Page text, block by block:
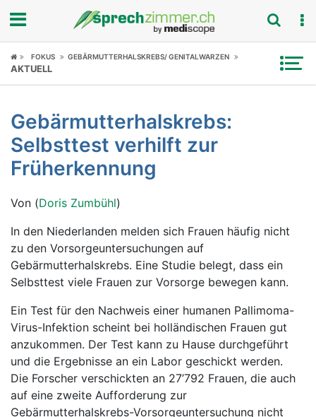
Fokus
Symptome
Untersuchungen
News
Ratgeber
Rubriken
FOKUS GEBÄRMUTTERHALSKREBS/ GENITALWARZEN
AKTUELL
Gebärmutterhalskrebs:
Selbsttest verhilft zur
Früherkennung
Von (Doris Zumbühl)
In den Niederlanden melden sich Frauen häufig nicht
zu den Vorsorgeuntersuchungen auf
Gebärmutterhalskrebs. Eine Studie belegt, dass ein
Selbsttest viele Frauen zur Vorsorge bewegen kann.
Ein Test für den Nachweis einer humanen Pallimoma-
Virus-Infektion scheint bei holländischen Frauen gut
anzukommen. Der Test kann zu Hause durchgeführt
und die Ergebnisse an ein Labor geschickt werden.
Die Forscher verschickten an 27’792 Frauen, die auch
auf eine zweite Aufforderung zur
Gebärmutterhalskrebs-Vorsorgeuntersuchung nicht